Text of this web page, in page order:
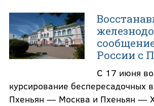
России с
С 17 июня
курсирование беспересадочных
Пхеньян — Москва и Пхеньян —